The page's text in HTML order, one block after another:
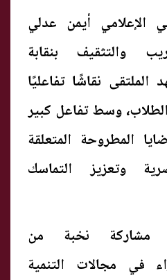
الإعلامي أيمن عدلي
والتثقيف بنقابة
نقاشًا تفاعليًا
وسط تفاعل كبير
المطروحة المتعلقة
وتعزيز التماسك
مشاركة نخبة من
في مجالات التنمية